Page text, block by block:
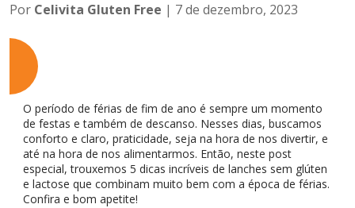
Por Celivita Gluten Free | 7 de dezembro, 2023
O período de férias de fim de ano é sempre um momento
de festas e também de descanso. Nesses dias, buscamos
conforto e claro, praticidade, seja na hora de nos divertir, e
até na hora de nos alimentarmos. Então, neste post
especial, trouxemos 5 dicas incríveis de lanches sem glúten
e lactose que combinam muito bem com a época de férias.
Confira e bom apetite!